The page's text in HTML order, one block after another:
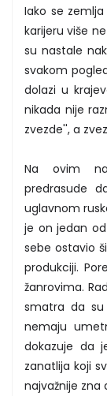
Iako se
karijeru više
su nastale
svakom
dolazi u
nikada nije
zvezde'', a
Na ovim
predrasude
uglavnom
je on jedan
sebe ostavio
produkciji.
žanrovima.
smatra da su
nemaju
dokazuje da
zanatlija koji
najvažnije zna